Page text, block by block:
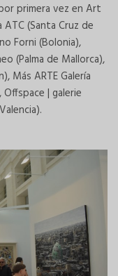
primera vez en Art
(Santa Cruz de
Forni (Bolonia),
(Palma de Mallorca),
Más ARTE Galería
| galerie